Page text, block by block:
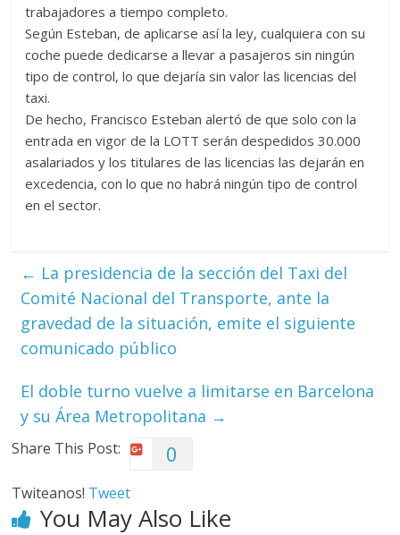
trabajadores a tiempo completo.
Según Esteban , de aplicarse así la ley, cualquiera con su
coche puede dedicarse a llevar a pasajeros sin ningún
tipo de control, lo que dejaría sin valor las licencias del
taxi.
De hecho, Francisco Esteban alertó de que solo con la
entrada en vigor de la LOTT serán despedidos 30.000
asalariados y los titulares de las licencias las dejarán en
excedencia, con lo que no habrá ningún tipo de control
en el sector.
← La presidencia de la sección del Taxi del
Comité Nacional del Transporte, ante la
gravedad de la situación, emite el siguiente
comunicado público
El doble turno vuelve a limitarse en Barcelona
y su Área Metropolitana →
Share This Post: 0
Twiteanos! Tweet
You May Also Like